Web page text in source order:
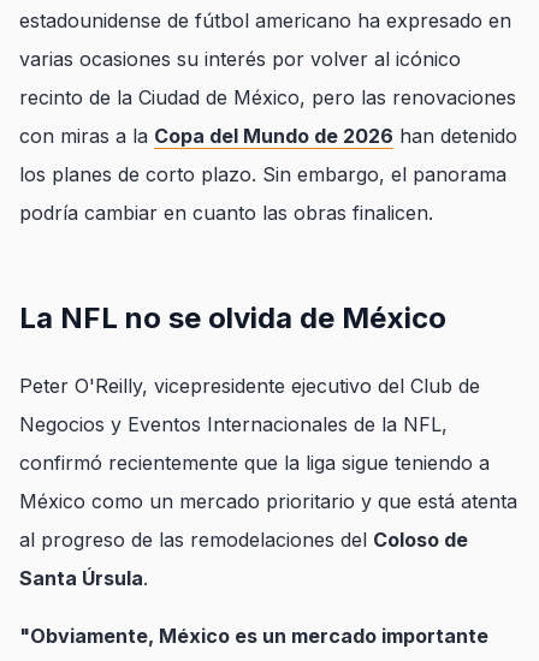
estadounidense de fútbol americano ha expresado en
varias ocasiones su interés por volver al icónico
recinto de la Ciudad de México, pero las renovaciones
con miras a la Copa del Mundo de 2026 han detenido
los planes de corto plazo. Sin embargo, el panorama
podría cambiar en cuanto las obras finalicen.
La NFL no se olvida de México
Peter O'Reilly, vicepresidente ejecutivo del Club de
Negocios y Eventos Internacionales de la NFL,
confirmó recientemente que la liga sigue teniendo a
México como un mercado prioritario y que está atenta
al progreso de las remodelaciones del Coloso de
Santa Úrsula.
"Obviamente, México es un mercado importante